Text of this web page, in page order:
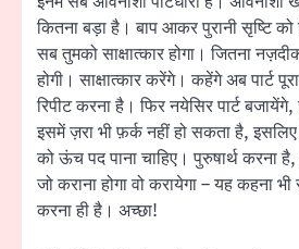
कितना बड़ा है। बाप आकर पुरानी सृष्टि
सब तुमको साक्षात्कार होगा। जितना
होगी। साक्षात्कार करेंगे। कहेंगे अब पार्ट
रिपीट करना है। फिर नयेसिर पार्ट
इसमें ज़रा भी फ़र्क नहीं हो सकता है,
को ऊंच पद पाना चाहिए। पुरुषार्थ करना
जो कराना होगा वो करायेगा – यह कहना
करना ही है। अच्छा!